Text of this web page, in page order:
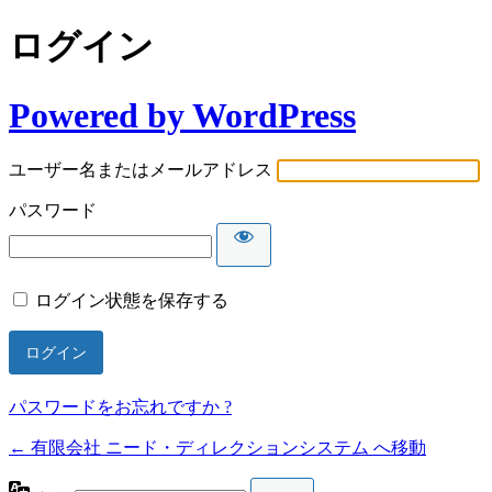
ログイン
Powered by WordPress
ユーザー名またはメールアドレス
パスワード
ログイン状態を保存する
パスワードをお忘れですか ?
← 有限会社 ニード・ディレクションシステム へ移動